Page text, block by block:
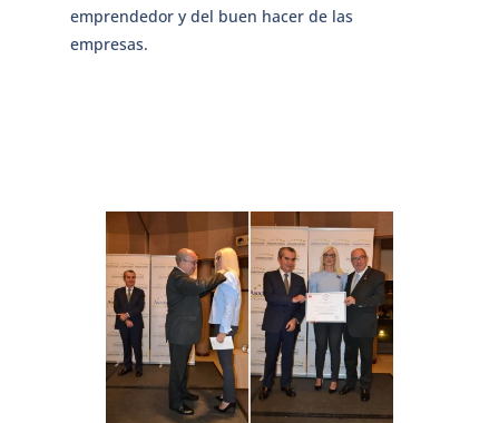
emprendedor y del buen hacer de las
empresas.